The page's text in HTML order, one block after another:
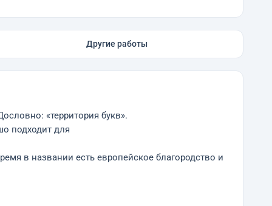
Другие работы
«территория букв».
подходит для
в названии есть европейское благородство и